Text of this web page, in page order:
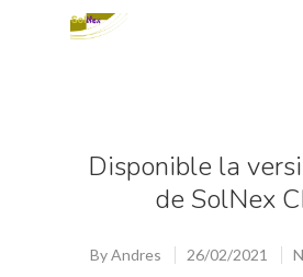
Disponible la
de SolNex
ByAndres 26/02/2021